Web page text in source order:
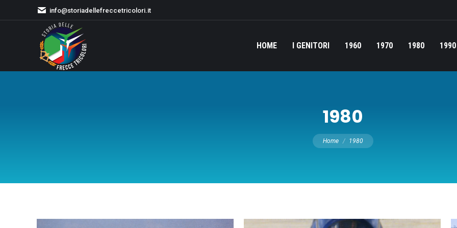
info@storiadellefreccetricolori.it
HOME I GENITORI 1960 1970 1980 1990
1980
Tu sei qui:
Home 1980